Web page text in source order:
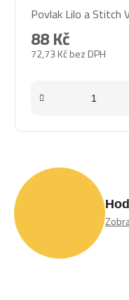
Povlak Lilo a Stitch
72,73 Kč bez DPH
88 Kč